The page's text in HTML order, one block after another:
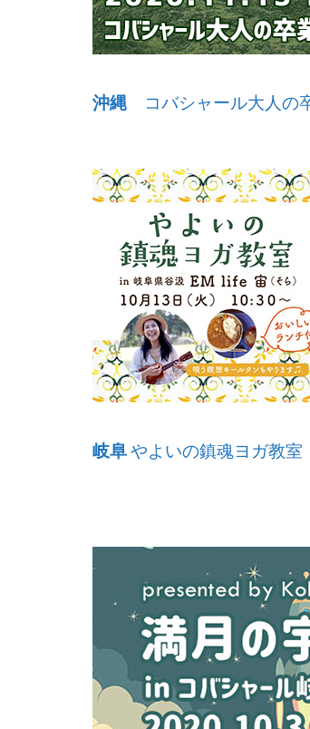
沖縄 コバシャール大人の
岐阜やよいの鎮魂ヨガ教